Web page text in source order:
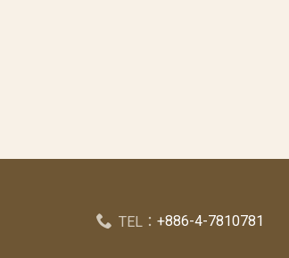
TEL： +886-4-7810781